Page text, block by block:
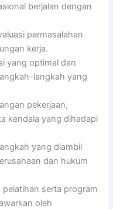
berjalan dengan
permasalahan
kerja.
yang optimal dan
langkah yang
pekerjaan,
kendala yang dihadapi
yang diambil
dan hukum
serta program
oleh